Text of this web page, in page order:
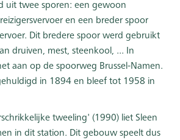
uit twee sporen: een gewoon
en een breder spoor
Dit bredere spoor werd gebruikt
druiven, mest, steenkool, ... In
aan op de spoorweg Brussel-Namen.
in 1894 en bleef tot 1958 in
tweeling' (1990) liet Sleen
in dit station. Dit gebouw speelt dus